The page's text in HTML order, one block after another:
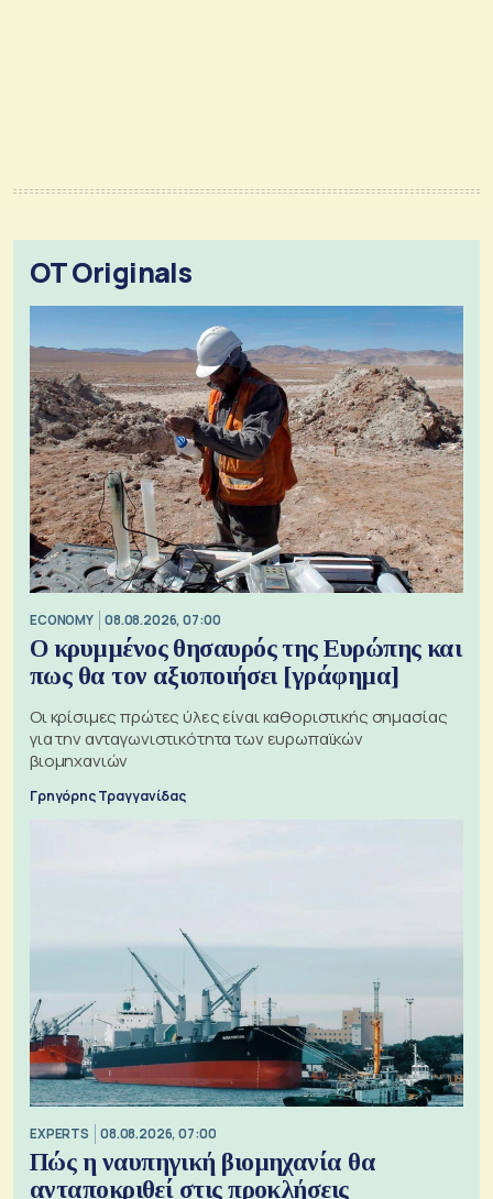
OT Originals
ECONOMY 08.08.2026, 07:00
Ο κρυμμένος θησαυρός της Ευρώπης και
πως θα τον αξιοποιήσει [γράφημα]
Οι κρίσιμες πρώτες ύλες είναι καθοριστικής σημασίας
για την ανταγωνιστικότητα των ευρωπαϊκών
βιομηχανιών
Γρηγόρης Τραγγανίδας
EXPERTS 08.08.2026, 07:00
Πώς η ναυπηγική βιομηχανία θα
ανταποκριθεί στις προκλήσεις